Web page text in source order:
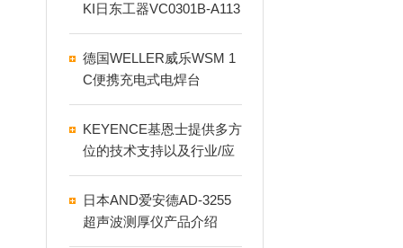
KI日东工器VC0301B-A113
9-P1-1411 AC230V真空泵
德国WELLER威乐WSM 1
C便携充电式电焊台
KEYENCE基恩士提供多方
位的技术支持以及行业/应
用
日本AND爱安德AD-3255
超声波测厚仪产品介绍